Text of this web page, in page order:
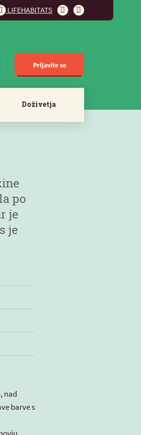
LIFEHABITATS
Prijavite se
Doživetja
po
je
je
nad
barve s